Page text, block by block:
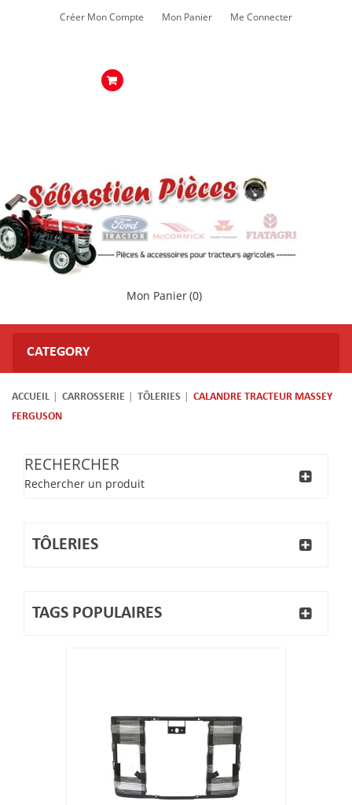
Créer Mon Compte Mon Panier Me Connecter
Mon Panier(0)
CATEGORY
ACCUEIL CARROSSERIE TÔLERIES
CALANDRE TRACTEUR MASSEY
FERGUSON
RECHERCHER
Rechercher un produit
TÔLERIES
TAGS POPULAIRES